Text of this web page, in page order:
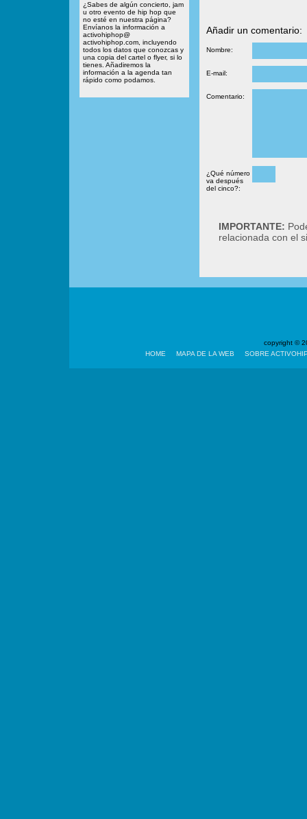
¿Sabes de algún concierto, jam
u otro evento de hip hop que
no esté en nuestra página?
Envíanos la información a
activohiphop@
activohiphop.com, incluyendo
todos los datos que conozcas y
una copia del cartel o flyer, si lo
tienes. Añadiremos la
información a la agenda tan
rápido como podamos.
Añadir un comentario:
Nombre:
E-mail:
Comentario:
¿Qué número
va después
del cinco?:
IMPORTANTE:
relacionada con el
copyright ©
HOME
MAPA DE LA WEB SOBRE